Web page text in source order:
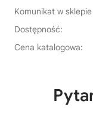
Komunikat w
Dostępność:
Cena katalogowa: